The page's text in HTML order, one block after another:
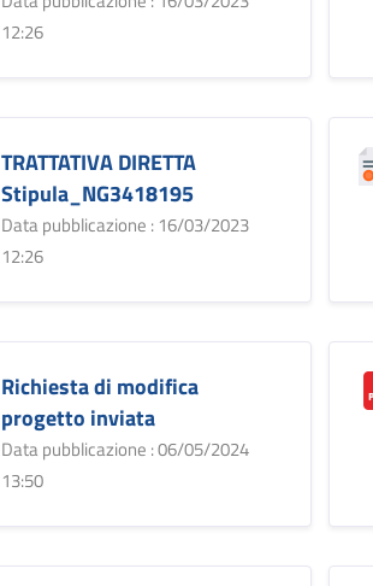
12:26
TRATTATIVA DIRETTA
Stipula_NG3418195
Data pubblicazione : 16/03/2023
12:26
Richiesta di modifica
progetto inviata
Data pubblicazione : 06/05/2024
13:50